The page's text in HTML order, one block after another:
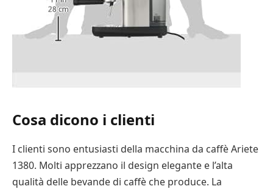
Cosa dicono i clienti
I clienti sono entusiasti della macchina da caffè Ariete
1380. Molti apprezzano il design elegante e l’alta
qualità delle bevande di caffè che produce. La